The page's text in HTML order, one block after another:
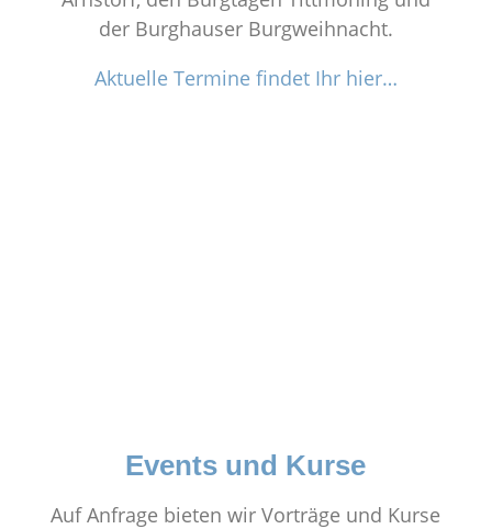
der Burghauser Burgweihnacht.
Aktuelle Termine findet Ihr hier…
Events und Kurse
Auf Anfrage bieten wir Vorträge und Kurse